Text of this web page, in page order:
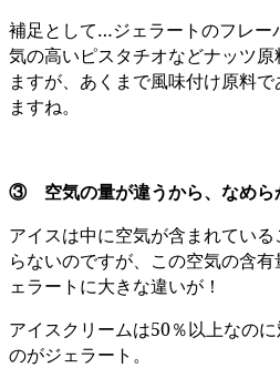
補足として…ジェラートのフレー
気の高いピスタチオなどナッツ
ますが、あくまで風味付け原料
ますね。
③ 空気の量が違うから、なめら
アイスは中に空気が含まれてい
らないのですが、この空気の含
ェラートに大きな違いが！
アイスクリームは50％以上なの
のがジェラート。